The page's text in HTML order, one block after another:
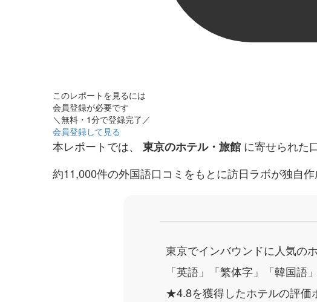
このレポートを見るには
会員登録が必要です
＼無料・1分で登録完了／
会員登録して見る
本レポートでは、 東京のホテル・旅館 に寄せられた
約11,000件の外国語口コミをもとに訪日ラボが独自作
東京でインバウンドに人気の
「英語」「繁体字」「韓国語
★4.8を獲得したホテルの評価